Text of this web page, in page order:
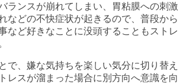
ランスが崩れてしまい、胃粘膜への刺激
などの不快症状が起きるので、普段から
など好きなことに没頭することもストレ
で、嫌な気持ちを楽しい気分に切り替え
レスが溜まった場合に別方向へ意識を向